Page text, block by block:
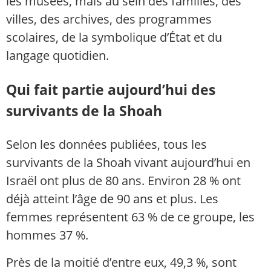
villes, des archives, des programmes
scolaires, de la symbolique d’État et du
langage quotidien.
Qui fait partie aujourd’hui des
survivants de la Shoah
Selon les données publiées, tous les
survivants de la Shoah vivant aujourd’hui en
Israël ont plus de 80 ans. Environ 28 % ont
déjà atteint l’âge de 90 ans et plus. Les
femmes représentent 63 % de ce groupe, les
hommes 37 %.
Près de la moitié d’entre eux, 49,3 %, sont